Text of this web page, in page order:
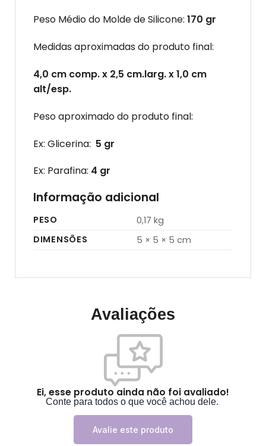
Peso Médio do Molde de Silicone: 170 gr
Medidas aproximadas do produto final:
4,0 cm comp. x 2,5 cm.larg. x 1,0 cm
alt/esp.
Peso aproximado do produto final:
Ex: Glicerina: 5 gr
Ex: Parafina: 4 gr
Informação adicional
PESO
0,17 kg
DIMENSÕES
5 × 5 × 5 cm
Avaliações
Ei, esse produto ainda não foi avaliado!
Conte para todos o que você achou dele.
Avalie este produto